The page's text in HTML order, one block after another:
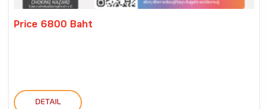
Price 6800 Baht
DETAIL